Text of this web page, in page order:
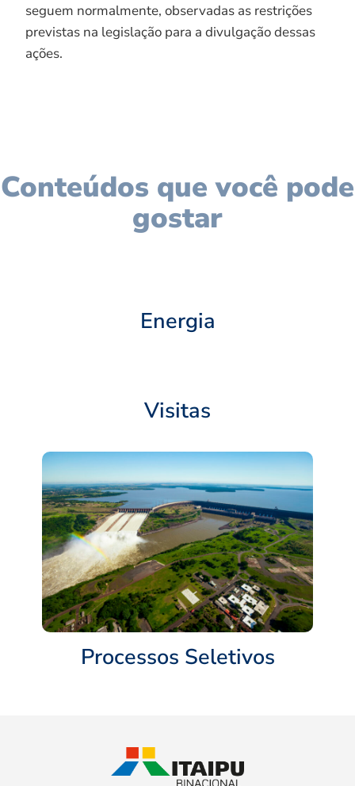
seguem normalmente, observadas as restrições
previstas na legislação para a divulgação dessas
ações.
Conteúdos que você pode
gostar
Energia
Visitas
Processos Seletivos